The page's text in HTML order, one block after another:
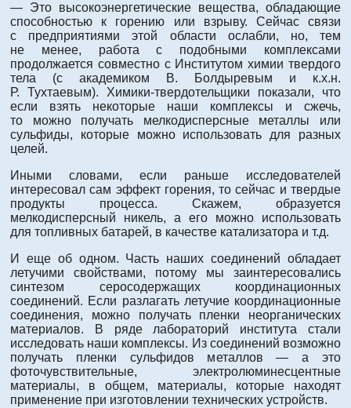
— Это высокоэнергетические вещества, обладающие
способностью к горению или взрыву. Сейчас связи
с предприятиями этой области ослабли, но, тем
не менее, работа с подобными комплексами
продолжается совместно с Институтом химии твердого
тела (с академиком В. Болдыревым и к.х.н.
Р. Тухтаевым). Химики-твердотельщики показали, что
если взять некоторые наши комплексы и сжечь,
то можно получать мелкодисперсные металлы или
сульфиды, которые можно использовать для разных
целей.
Иными словами, если раньше исследователей
интересовал сам эффект горения, то сейчас и твердые
продукты процесса. Скажем, образуется
мелкодисперсный никель, а его можно использовать
для топливных батарей, в качестве катализатора и т.д.
И еще об одном. Часть наших соединений обладает
летучими свойствами, потому мы заинтересовались
синтезом серосодержащих координационных
соединений. Если разлагать летучие координационные
соединения, можно получать пленки неорганических
материалов. В ряде лабораторий института стали
исследовать наши комплексы. Из соединений возможно
получать пленки сульфидов металлов — а это
фоточувствительные, электролюминесцентные
материалы, в общем, материалы, которые находят
применение при изготовлении технических устройств.